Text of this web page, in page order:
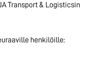
Transport & Logisticsin
henkilöille: